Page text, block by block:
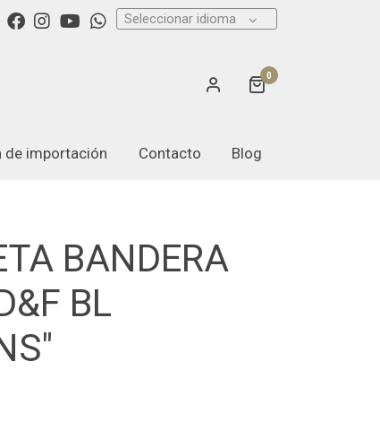
Seleccionar idioma
0
importación Contacto
Blog
BANDERA
BL